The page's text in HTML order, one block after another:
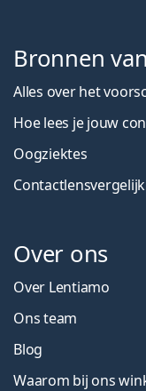
Bronnen
Alles over het
Hoe lees je jouw
Oogziektes
Over ons
Over Lentiamo
Ons team
Blog
Waarom bij ons